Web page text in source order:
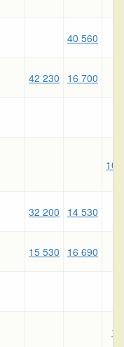
40 560
42 230 16 700
32 200 14 530
15 530 16 690